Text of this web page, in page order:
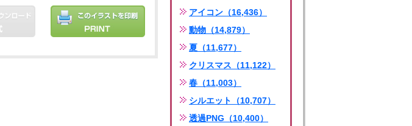
アイコン（16,436）
動物（14,879）
夏（11,677）
クリスマス（11,122）
春（11,003）
シルエット（10,707）
透過PNG（10,400）